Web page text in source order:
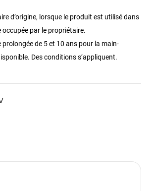
d’origine, lorsque le produit est utilisé dans
occupée par le propriétaire.
prolongée de 5 et 10 ans pour la main-
Des conditions s’appliquent.